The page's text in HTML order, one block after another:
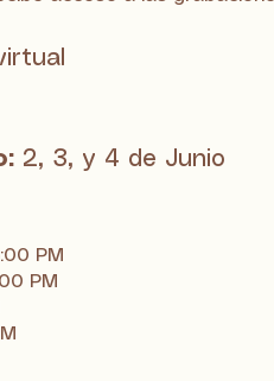
2, 3, y 4 de Junio
PM
PM